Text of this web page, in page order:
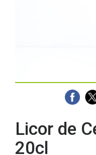
Licor de
20cl